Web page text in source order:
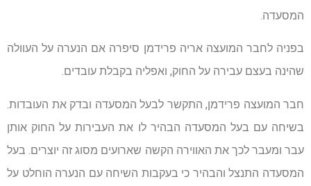
המסעדה.
בפניה לחבר המועצה אריה פרידמן סיפרה אם הנערה על העוולה
שהינה בעצם עבירה על החוק, ואפליה בקבלת עובדים.
חבר המועצה פרידמן, התקשר לבעל המסעדה ובדק את העובדות.
בשיחה עם בעל המסעדה הבהיר לו את העבירות על החוק אותן
עבר ומעבר לכך את האווירה הקשה שארועים מסוג זה יוצרים. בעל
המסעדה התנצל והבהיר כי בעקבות השיחה עם הנערה הוחלט על